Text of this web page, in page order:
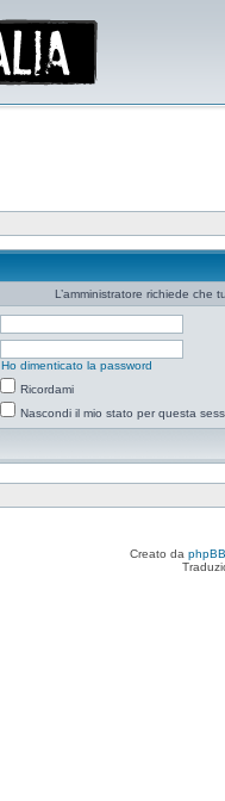
L’amministratore richiede che
Ho dimenticato la password
Ricordami
Nascondi il mio stato per questa
Creato da phpBB